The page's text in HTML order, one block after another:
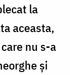
la
aceasta,
nu s-a
şi